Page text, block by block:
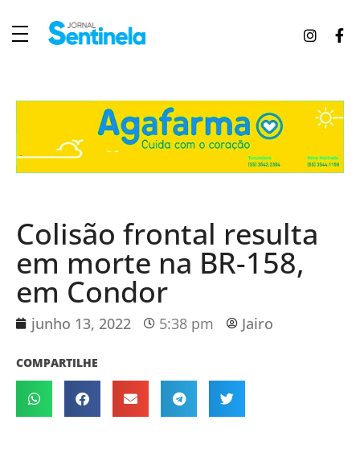
Colisão frontal resulta
em morte na BR-158,
em Condor
junho 13, 2022 5:38 pm Jairo
COMPARTILHE